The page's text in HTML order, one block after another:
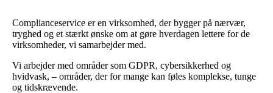
Complianceservice er en virksomhed, der bygger på nærvær,
tryghed og et stærkt ønske om at gøre hverdagen lettere for de
virksomheder, vi samarbejder med.
Vi arbejder med områder som GDPR, cybersikkerhed og
hvidvask, – områder, der for mange kan føles komplekse, tunge
og tidskrævende.